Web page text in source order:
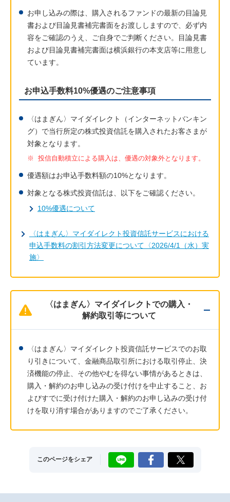
お申し込みの際は、購入されるファンドの最新の目論見
書および目論見書補完書面をお渡ししますので、必ず内
容をご確認のうえ、ご自身でご判断ください。目論見書
および目論見書補完書面は横浜銀行の本支店等に用意し
ています。
お申込手数料10%優遇のご注意事項
〈はまぎん〉マイダイレクト（インターネットバンキン
グ）で当行所定の株式投資信託を購入されたお客さまが
対象となります。
※ 投信自動積立による購入は、優遇の対象外となります。
優遇額はお申込手数料額の10%となります。
対象となる株式投資信託は、以下をご確認ください。
10%優遇について
〈はまぎん〉マイダイレクト投資信託サービスにおける
申込手数料の割引方法変更について〈2026/4/1（水）実
施〉
〈はまぎん〉マイダイレクトでの購入・
解約取引等について
〈はまぎん〉マイダイレクト投資信託サービスでのお取
り引きについて、金融商品取引所における取引停止、決
済機能の停止、その他やむを得ない事情があるときは、
購入・解約のお申し込みの受け付けを中止すること、お
よびすでに受け付けた購入・解約のお申し込みの受け付
けを取り消す場合がありますのでご了承ください。
このページをシェア LINE Facebook X